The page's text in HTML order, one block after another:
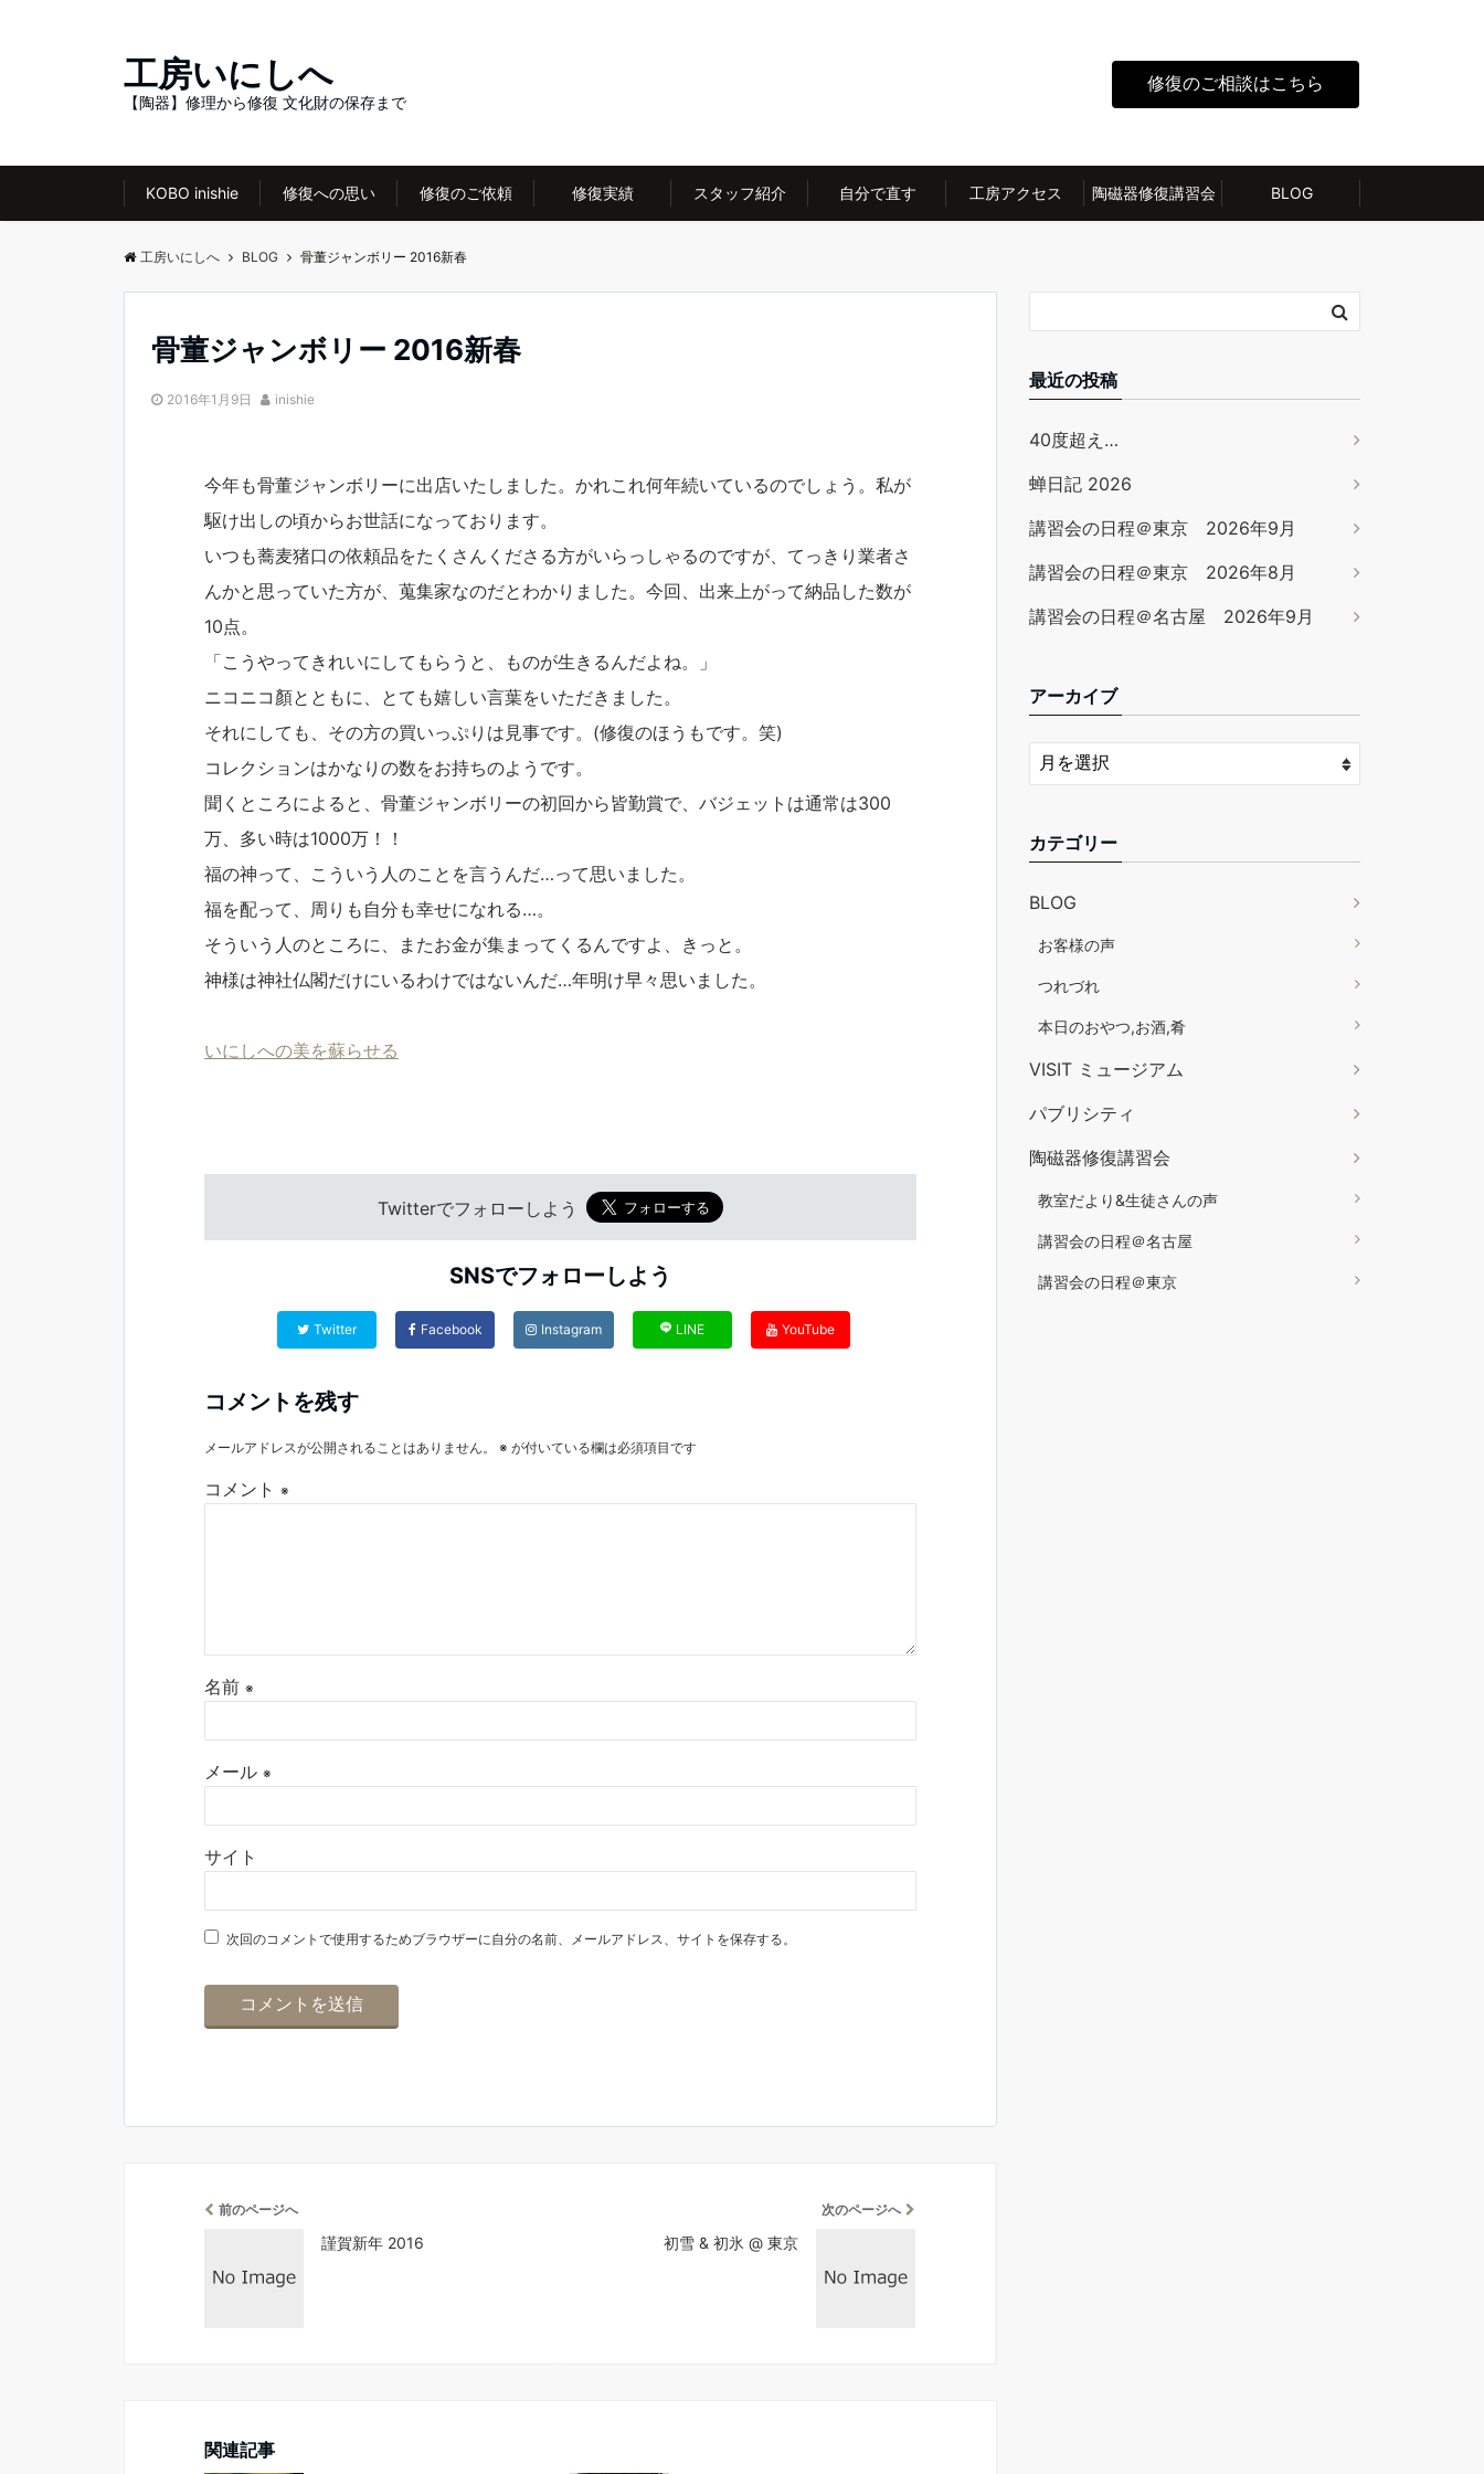
工房いにしへ
【陶器】修理から修復 文化財の保存まで
修復のご相談はこちら
KOBO inishie 修復への思い 修復のご依頼 修復実績 スタッフ紹介 自分で直す 工房アクセス 陶磁器修復講習会 BLOG
工房いにしへ BLOG 骨董ジャンボリー 2016新春
骨董ジャンボリー 2016新春
2016年1月9日 inishie
今年も骨董ジャンボリーに出店いたしました。かれこれ何年続いているのでしょう。私が
駆け出しの頃からお世話になっております。
いつも蕎麦猪口の依頼品をたくさんくださる方がいらっしゃるのですが、てっきり業者さ
んかと思っていた方が、蒐集家なのだとわかりました。今回、出来上がって納品した数が
10点。
「こうやってきれいにしてもらうと、ものが生きるんだよね。」
ニコニコ顏とともに、とても嬉しい言葉をいただきました。
それにしても、その方の買いっぷりは見事です。(修復のほうもです。笑)
コレクションはかなりの数をお持ちのようです。
聞くところによると、骨董ジャンボリーの初回から皆勤賞で、バジェットは通常は300
万、多い時は1000万！！
福の神って、こういう人のことを言うんだ…って思いました。
福を配って、周りも自分も幸せになれる…。
そういう人のところに、またお金が集まってくるんですよ、きっと。
神様は神社仏閣だけにいるわけではないんだ…年明け早々思いました。
いにしへの美を蘇らせる
Twitterでフォローしよう
SNSでフォローしよう
Twitter Facebook Instagram LINE YouTube
コメントを残す
メールアドレスが公開されることはありません。 ※ が付いている欄は必須項目です
コメント ※
名前 ※
メール ※
サイト
次回のコメントで使用するためブラウザーに自分の名前、メールアドレス、サイトを保存する。
前のページへ
謹賀新年 2016
次のページへ
初雪 & 初氷 @ 東京
関連記事
最近の投稿
40度超え…
蝉日記 2026
講習会の日程＠東京 2026年9月
講習会の日程＠東京 2026年8月
講習会の日程＠名古屋 2026年9月
アーカイブ
カテゴリー
BLOG
お客様の声
つれづれ
本日のおやつ,お酒,肴
VISIT ミュージアム
パブリシティ
陶磁器修復講習会
教室だより&生徒さんの声
講習会の日程＠名古屋
講習会の日程＠東京